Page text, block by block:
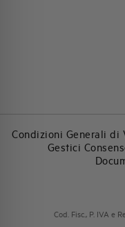
Condizioni Generali di
Gestici
Cod. Fisc., P. IVA e